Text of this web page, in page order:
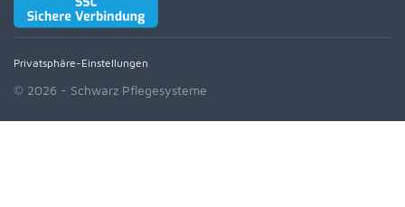
Privatsphäre-Einstellungen
© 2026 - Schwarz Pflegesysteme